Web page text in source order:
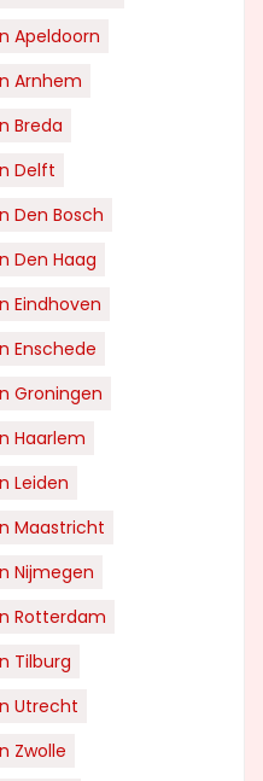
Apeldoorn
Arnhem
Breda
Delft
Den Bosch
Den Haag
Eindhoven
Enschede
Groningen
Haarlem
Leiden
Maastricht
Nijmegen
Rotterdam
Tilburg
Utrecht
Zwolle